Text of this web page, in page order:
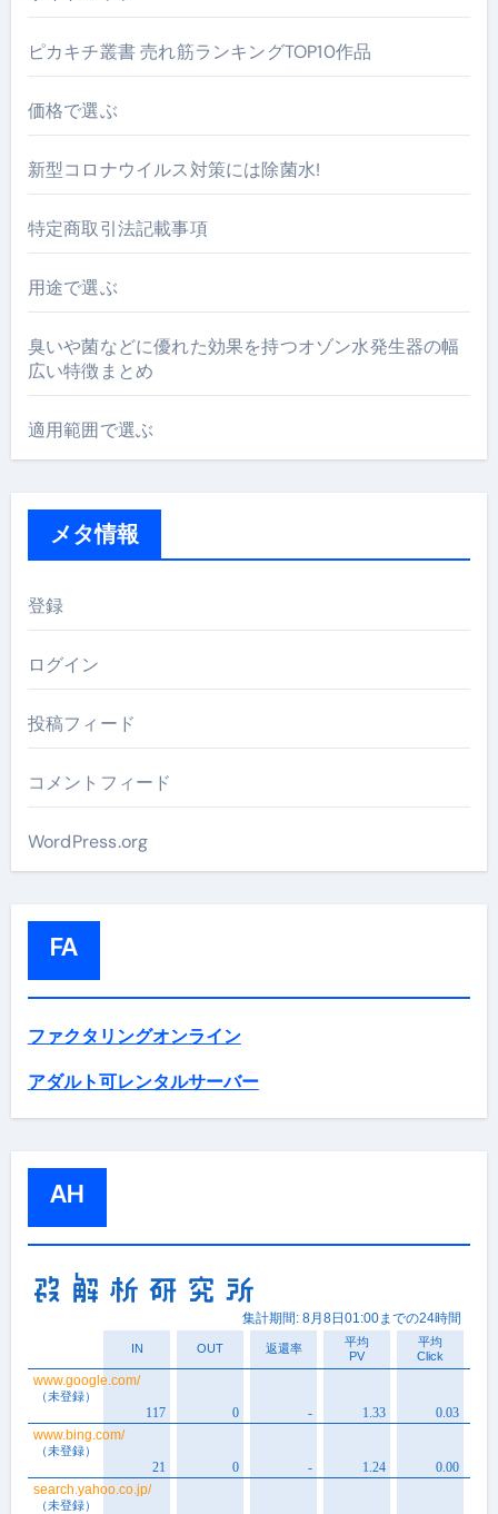
ピカキチ叢書 売れ筋ランキングTOP10作品
価格で選ぶ
新型コロナウイルス対策には除菌水!
特定商取引法記載事項
用途で選ぶ
臭いや菌などに優れた効果を持つオゾン水発生器の幅
広い特徴まとめ
適用範囲で選ぶ
メタ情報
登録
ログイン
投稿フィード
コメントフィード
WordPress.org
FA
ファクタリングオンライン
アダルト可レンタルサーバー
AH